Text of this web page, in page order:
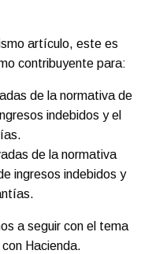
artículo, este es
contribuyente para:
de la normativa de
indebidos y el
de la normativa
ingresos indebidos y
a seguir con el tema
Hacienda.